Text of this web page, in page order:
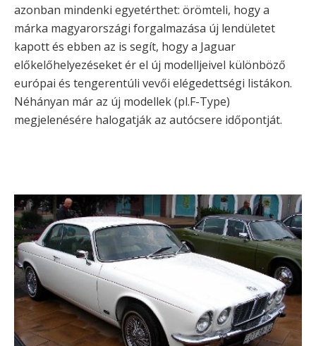
azonban mindenki egyetérthet: örömteli, hogy a
márka magyarországi forgalmazása új lendületet
kapott és ebben az is segít, hogy a Jaguar
előkelőhelyezéseket ér el új modelljeivel különböző
európai és tengerentúli vevői elégedettségi listákon.
Néhányan már az új modellek (pl.F-Type)
megjelenésére halogatják az autócsere időpontját.